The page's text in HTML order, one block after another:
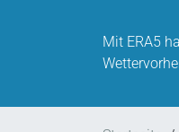
Mit ERA5